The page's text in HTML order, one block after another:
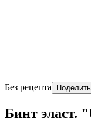
Без рецепта
Бинт эласт.